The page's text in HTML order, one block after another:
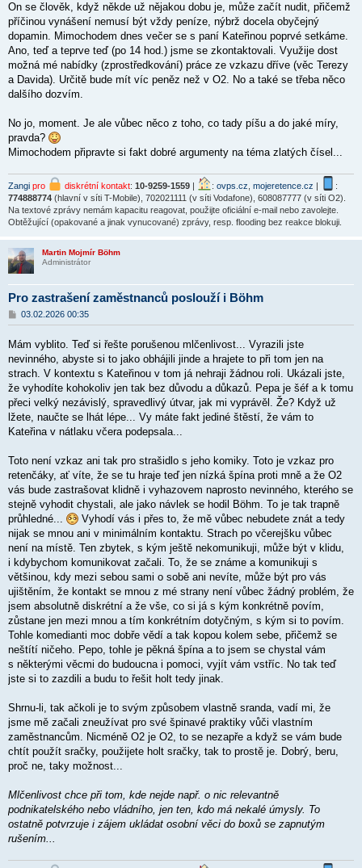
On se člověk, když někde už nějakou dobu je, může začít nudit, přičemž
příčinou vynášení nemusí být vždy peníze, nýbrž docela obyčejný
dopamin. Mimochodem dnes večer se s paní Kateřinou poprvé setkáme.
Ano, teď a teprve teď (po 14 hod.) jsme se zkontaktovali. Využije dost
možná mé nabídky (zprostředkování) práce ze vzkazu dříve (věc Terezy
a Davida). Určitě bude mít víc peněz než v O2. No a také se třeba něco
dalšího dozvím.
No jo, moment. Je ale vůbec něco z toho, co tady píšu a do jaké míry,
pravda?
Mimochodem připravte si fakt dobré argumenty na téma zlatých čísel...
Zangi pro diskrétní kontakt: 10-9259-1559 : ovps.cz mojeretence.cz
:
774888774 (hlavní v síti T-Mobile), 702021111 (v síti Vodafone), 608087777 (v síti O2).
Na textové zprávy nemám kapacitu reagovat, použijte oficiální e-mail nebo zavolejte.
Obtěžující (opakované a jinak vynucované) zprávy, resp. flooding bez reakce blokuji.
Martin Mojmír Böhm
Administrátor
Pro zastrašení zaměstnanců poslouží i Böhm
P
ř
s
p
ě
v
e
k
03.02.2026 00:35
Mám vyblito. Teď si řešte porušenou mlčenlivost... Vyrazili jste
nevinného, abyste si to jako obhájili jinde a hrajete to při tom jen na
strach. V kontextu s Kateřinou v tom já nehraji žádnou roli. Ukázali jste,
že vyhodíte kohokoliv jen tak bez důvodu a důkazů. Pepa je šéf a k tomu
přeci velký nezávislý, spravedlivý útvar, jak mi vyprávěl. Že? Když už
lžete, naučte se lhát lépe... Vy máte fakt jediné štěstí, že vám to
Kateřina v nátlaku včera podepsala...
Toto není vzkaz ani tak pro strašidlo s jeho komiky. Toto je vzkaz pro
retenčáky, ať víte, že se tu hraje teď jen nízká špína proti mně a že O2
vás bude zastrašovat klidně i vyhazovem naprosto nevinného, kterého se
stejně vyhodit chystali, ale jako návlek se hodil Böhm. To je tak trapně
průhledné...
Vyhodí vás i přes to, že mě vůbec nebudete znát a tedy
nijak se mnou ani v minimálním kontaktu. Strach po včerejšku vůbec
není na místě. Ten zbytek, s kým ještě nekomunikuji, může být v klidu,
i kdybychom komunikovat začali. To, že se známe a komunikuji s
většinou, kdy mezi sebou sami o sobě ani nevíte, může být pro vás
ujištěním, že kontakt se mnou z mé strany není vůbec žádný problém, že
jsem absolutně diskrétní a že vše, co si já s kým konkrétně povím,
zůstane jen mezi mnou a tím konkrétním dotyčným, s kým si to povím.
Tohle komedianti moc dobře vědí a tak kopou kolem sebe, přičemž se
neštítí ničeho. Pepo, tohle je pěkná špína a to jsem se chystal vám
s některými věcmi do budoucna i pomoci, vyjít vám vstříc. No tak teď
jste si to zazdili a budu to řešit holt tedy jinak.
Shrnu-li, tak ačkoli je to svým způsobem vlastně sranda, vadí mi, že
jsme mě začali zneužívat pro své špinavé praktiky vůči vlastním
zaměstnancům. Nicméně O2 je O2, to se nezapře a když se vám bude
chtít použít sračky, použijete holt sračky, tak to prostě je. Dobrý, beru,
proč ne, taky možnost...
Mlčenlivost chce při tom, kde nejde např. o nic relevantně
podnikatelského nebo vládního, jen ten, kdo má nekalé úmysly. To
ostatně potvrzuje i zájem ukládat osobní věci do boxů se zapnutým
rušením...